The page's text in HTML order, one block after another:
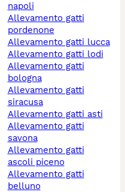
napoli
allevamento gatti
pordenone
allevamento gatti lucca
allevamento gatti lodi
allevamento gatti
bologna
allevamento gatti
siracusa
allevamento gatti asti
allevamento gatti
savona
allevamento gatti
ascoli piceno
allevamento gatti
belluno